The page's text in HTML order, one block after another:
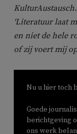
‘Literatuur laat
en niet de hele
of zij voert mij
Nu u hier toch
Goede
berichtgeving
ons werk